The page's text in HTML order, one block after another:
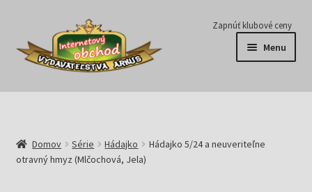
Preskočiť
navigáciu
Preskočiť
obsah
Zapnúť klubové ceny
Menu
Série
E-knihy
Domov Série Hádajko
Hádajko 5/24 a neuveriteľne
otravný hmyz (Mlčochová, Jela)